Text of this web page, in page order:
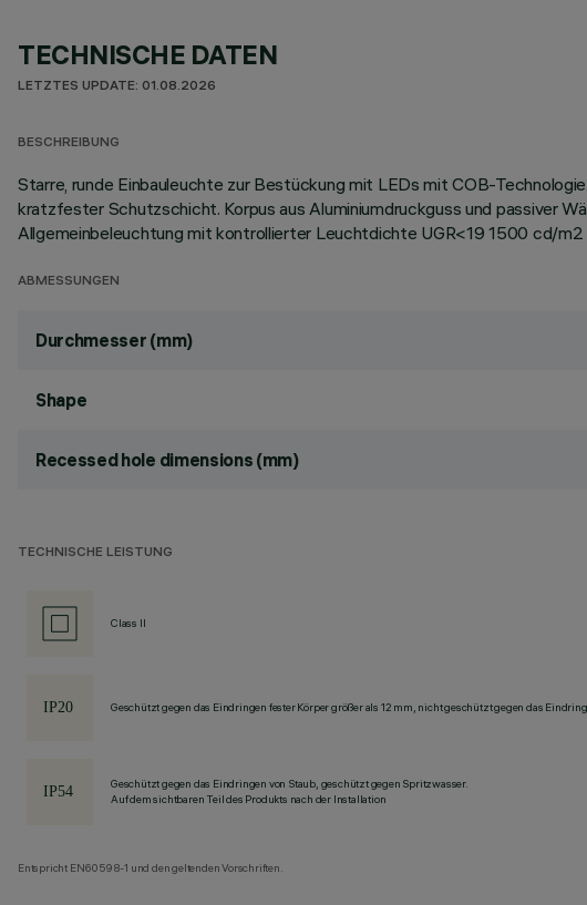
TECHNISCHE DATEN
LETZTES UPDATE: 01.08.2026
BESCHREIBUNG
Starre, runde Einbauleuchte zur Bestückung mit LEDs mit COB-
kratzfester Schutzschicht. Korpus aus Aluminiumdruckguss und passiver
Allgemeinbeleuchtung mit kontrollierter Leuchtdichte UGR<19 1500 cd/
ABMESSUNGEN
Durchmesser (mm)
Shape
Recessed hole dimensions (mm)
TECHNISCHE LEISTUNG
Class II
Geschützt gegen das Eindringen fester Körper größer als 12 mm, nicht geschützt gegen das
Geschützt gegen das Eindringen von Staub, geschützt gegen Spritzwasser.
Auf dem sichtbaren Teil des Produkts nach der Installation
Entspricht EN60598-1 und den geltenden Vorschriften.